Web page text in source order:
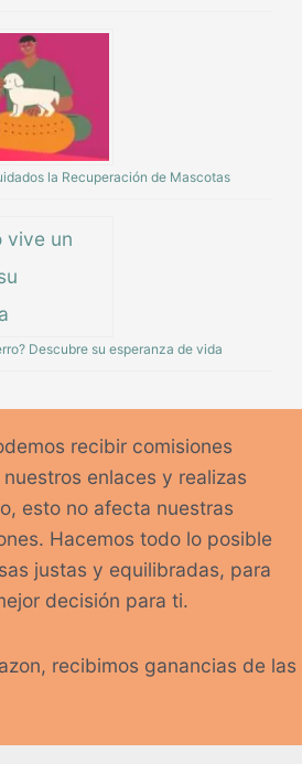
la Recuperación de Mascotas
Descubre su esperanza de vida
recibir comisiones
enlaces y realizas
esto no afecta nuestras
Hacemos todo lo posible
justas y equilibradas, para
decisión para ti.
recibimos ganancias de las